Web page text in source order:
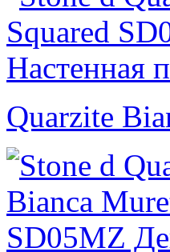
Quarzite